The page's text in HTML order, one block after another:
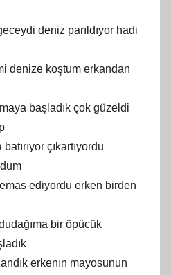
deniz parıldıyor hadi
denize koştum erkandan
başladık çok güzeldi
çıkartıyordu
ediyordu erken birden
bir öpücük
erkenın mayosunun